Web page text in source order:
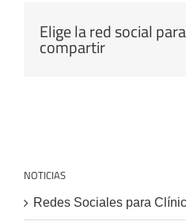
Elige la red social para
compartir
NOTICIAS
Redes Sociales para